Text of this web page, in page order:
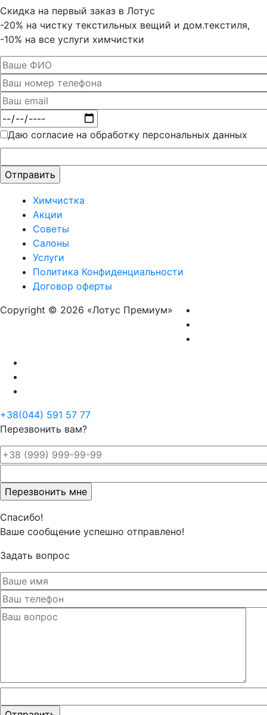
Скидка на первый заказ в Лотус
-20% на чистку текстильных вещий и дом.текстиля,
-10% на все услуги химчистки
Даю согласие на обработку персональных данных
это поле
пустым.
Химчистка
Акции
Советы
Салоны
Услуги
Политика Конфиденциальности
Договор оферты
Copyright © 2026 «Лотус Премиум»
+38(044) 591 57 77
Перезвонить вам?
это поле
пустым.
Спасибо!
Ваше сообщение успешно отправлено!
Задать вопрос
это поле